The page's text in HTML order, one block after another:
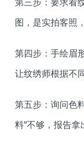
图，是实拍客照
第四步：手绘眉
让纹绣师根据不
第五步：询问色
料”不够，报告拿